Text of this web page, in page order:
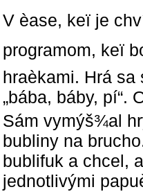
V èase, keï je
programom, keï
hraèkami. Hrá sa
„bába, báby, pí“.
Sám vymýš¾al
bubliny na
bublifuk a chcel,
jednotlivými